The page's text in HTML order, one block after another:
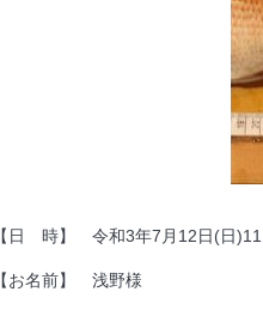
【日 時】 令和3年7月12日(日
【お名前】 浅野様